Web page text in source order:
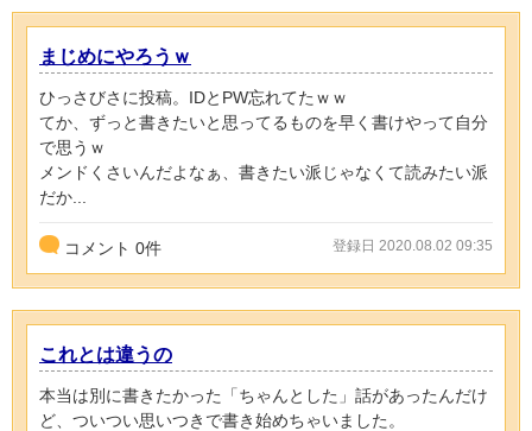
まじめにやろうｗ
ひっさびさに投稿。IDとPW忘れてたｗｗ
てか、ずっと書きたいと思ってるものを早く書けやって自分
で思うｗ
メンドくさいんだよなぁ、書きたい派じゃなくて読みたい派
だか...
コメント 0件 登録日 2020.08.02 09:35
これとは違うの
本当は別に書きたかった「ちゃんとした」話があったんだけ
ど、ついつい思いつきで書き始めちゃいました。